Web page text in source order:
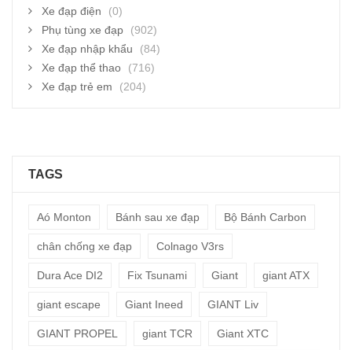
Xe đạp điện
(0)
Phụ tùng xe đạp
(902)
Xe đạp nhập khẩu
(84)
Xe đạp thể thao
(716)
Xe đạp trẻ em
(204)
TAGS
Aó Monton Bánh sau xe đạp Bộ Bánh Carbon
chân chống xe đạp Colnago V3rs
Dura Ace DI2 Fix Tsunami Giant giant ATX
giant escape Giant Ineed GIANT Liv
GIANT PROPEL giant TCR Giant XTC